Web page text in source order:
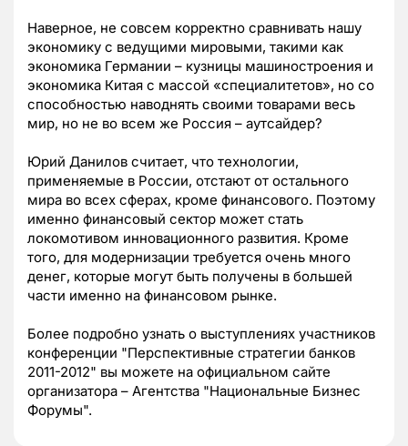
Наверное, не совсем корректно сравнивать нашу
экономику с ведущими мировыми, такими как
экономика Германии – кузницы машиностроения и
экономика Китая с массой «специалитетов», но со
способностью наводнять своими товарами весь
мир, но не во всем же Россия – аутсайдер?
Юрий Данилов считает, что технологии,
применяемые в России, отстают от остального
мира во всех сферах, кроме финансового. Поэтому
именно финансовый сектор может стать
локомотивом инновационного развития. Кроме
того, для модернизации требуется очень много
денег, которые могут быть получены в большей
части именно на финансовом рынке.
Более подробно узнать о выступлениях участников
конференции "Перспективные стратегии банков
2011-2012" вы можете на официальном сайте
организатора – Агентства "Национальные Бизнес
Форумы".